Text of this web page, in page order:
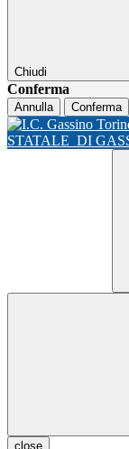
Chiudi
Conferma
Annulla Conferma
STATALE DI
close